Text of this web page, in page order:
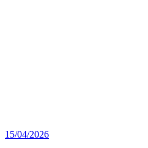
15/04/2026